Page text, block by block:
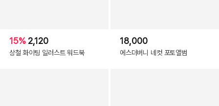
15% 2,120
상철 화이팅 일러스트 워드북
18,000
에스더버니 네컷 포토앨범